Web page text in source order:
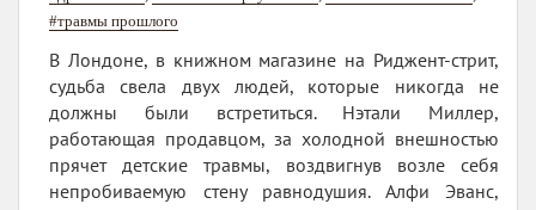
#травмы прошлого
В Лондоне, в книжном магазине на Риджент-стрит,
судьба свела двух людей, которые никогда не
должны были встретиться. Нэтали Миллер,
работающая продавцом, за холодной внешностью
прячет детские травмы, воздвигнув возле себя
непробиваемую стену равнодушия. Алфи Эванс,